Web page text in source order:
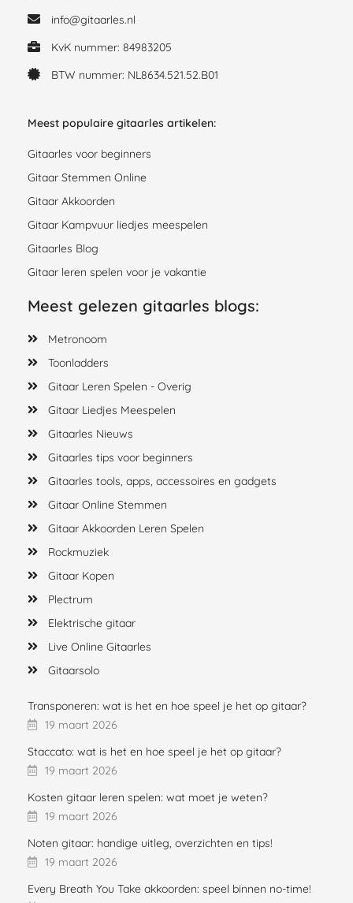
info@gitaarles.nl
KvK nummer: 84983205
BTW nummer: NL8634.521.52.B01
Meest populaire gitaarles artikelen:
Gitaarles voor beginners
Gitaar Stemmen Online
Gitaar Akkoorden
Gitaar Kampvuur liedjes meespelen
Gitaarles Blog
Gitaar leren spelen voor je vakantie
Meest gelezen gitaarles blogs:
Metronoom
Toonladders
Gitaar Leren Spelen - Overig
Gitaar Liedjes Meespelen
Gitaarles Nieuws
Gitaarles tips voor beginners
Gitaarles tools, apps, accessoires en gadgets
Gitaar Online Stemmen
Gitaar Akkoorden Leren Spelen
Rockmuziek
Gitaar Kopen
Plectrum
Elektrische gitaar
Live Online Gitaarles
Gitaarsolo
Transponeren: wat is het en hoe speel je het op gitaar?
19 maart 2026
Staccato: wat is het en hoe speel je het op gitaar?
19 maart 2026
Kosten gitaar leren spelen: wat moet je weten?
19 maart 2026
Noten gitaar: handige uitleg, overzichten en tips!
19 maart 2026
Every Breath You Take akkoorden: speel binnen no-time!